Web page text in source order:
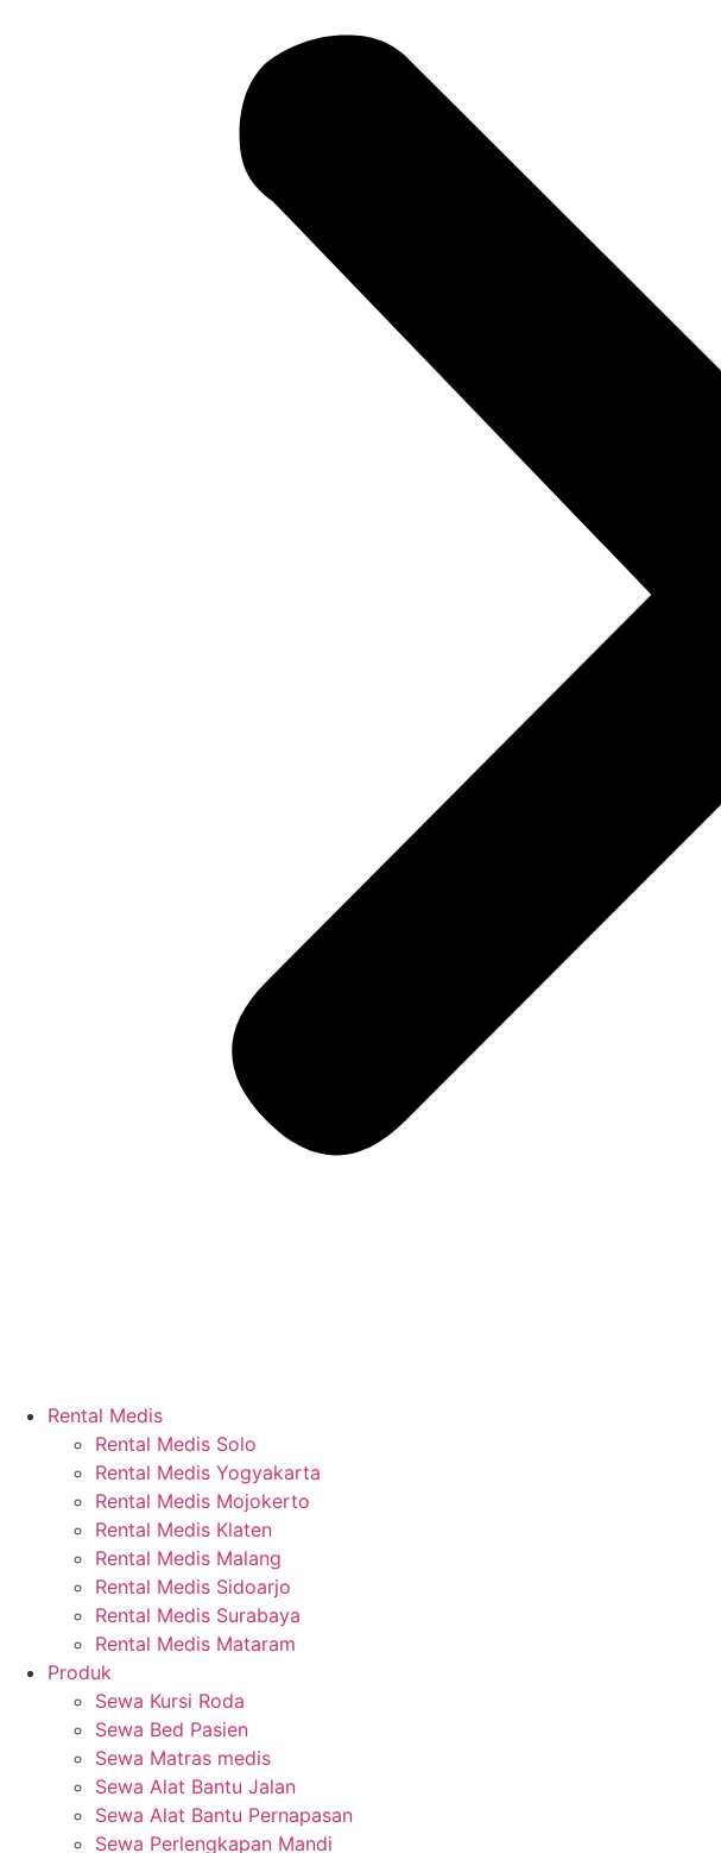
Rental Medis
Rental Medis Solo
Rental Medis Yogyakarta
Rental Medis Mojokerto
Rental Medis Klaten
Rental Medis Malang
Rental Medis Sidoarjo
Rental Medis Surabaya
Rental Medis Mataram
Produk
Sewa Kursi Roda
Sewa Bed Pasien
Sewa Matras medis
Sewa Alat Bantu Jalan
Sewa Alat Bantu Pernapasan
Sewa Perlengkapan Mandi